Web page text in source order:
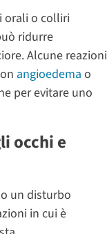
orali o colliri
ridurre
Alcune reazioni
angioedema o
per evitare uno
occhi e
un disturbo
in cui è